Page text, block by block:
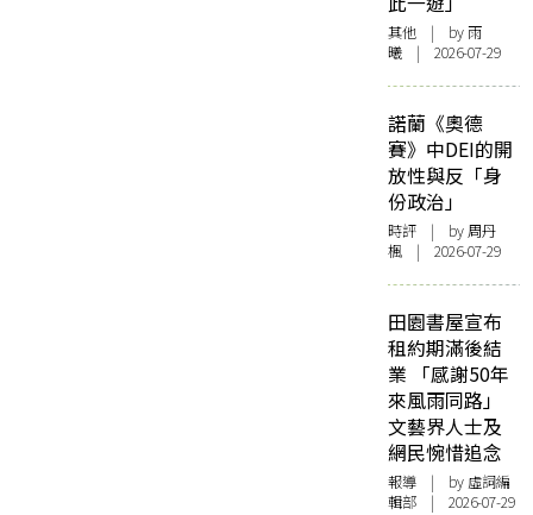
其他 | by 雨
曦 | 2026-07-29
諾蘭《奧德
賽》中DEI的開
放性與反「身
份政治」
時評 | by周丹
楓 | 2026-07-29
田園書屋宣布
租約期滿後結
業 「感謝50年
來風雨同路」
文藝界人士及
網民惋惜追念
報導 | by 虛詞編
輯部 | 2026-07-29